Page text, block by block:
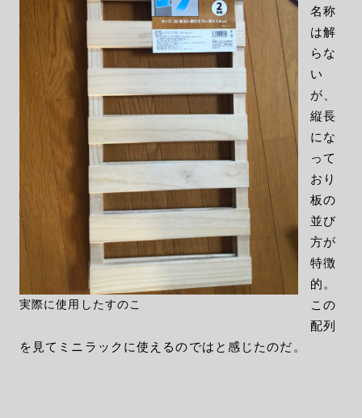
実際に使用したすのこ
名称
は解
らな
い
が、
縦長
にな
って
おり
板の
並び
方が
特徴
的。
この
配列
を見てミニラックに使えるのではと感じたのだ。